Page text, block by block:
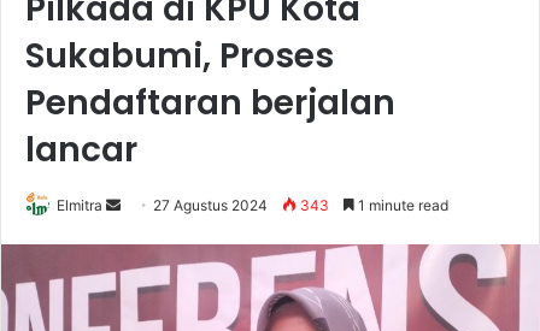
Sukabumi, Proses
Pendaftaran berjalan
lancar
Elmitra
Send 27 Agustus 2024 343 1 minute read